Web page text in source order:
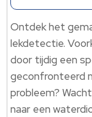
Ontdek het
lekdetectie.
door tijdig een
geconfronteerd
probleem?
naar een